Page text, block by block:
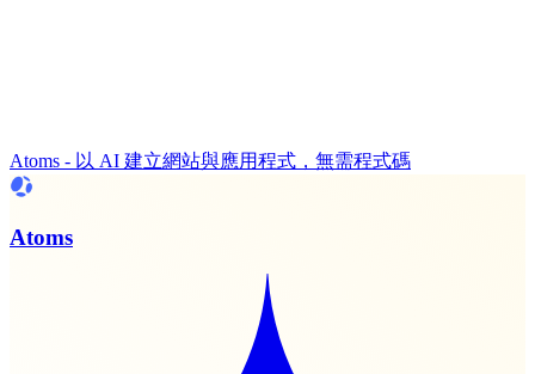
Atoms - 以 AI 建立網站與應用程式，無需程式碼
Atoms